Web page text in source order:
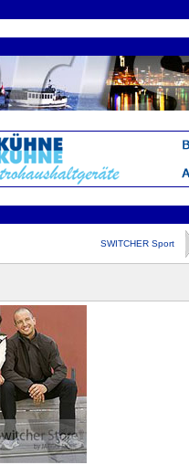
SWITCHER Sport